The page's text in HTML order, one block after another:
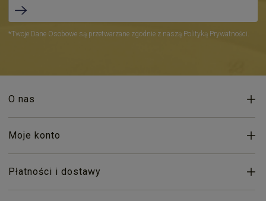
*Twoje Dane Osobowe są przetwarzane zgodnie z naszą Polityką Prywatności.
O nas
Moje konto
Płatności i dostawy